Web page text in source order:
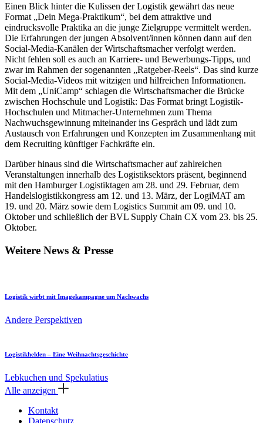
Einen Blick hinter die Kulissen der Logistik gewährt das neue
Format „Dein Mega-Praktikum“, bei dem attraktive und
eindrucksvolle Praktika an die junge Zielgruppe vermittelt werden.
Die Erfahrungen der jungen Absolvent/innen können dann auf den
Social-Media-Kanälen der Wirtschaftsmacher verfolgt werden.
Nicht fehlen soll es auch an Karriere- und Bewerbungs-Tipps, und
zwar im Rahmen der sogenannten „Ratgeber-Reels“. Das sind kurze
Social-Media-Videos mit witzigen und hilfreichen Informationen.
Mit dem „UniCamp“ schlagen die Wirtschaftsmacher die Brücke
zwischen Hochschule und Logistik: Das Format bringt Logistik-
Hochschulen und Mitmacher-Unternehmen zum Thema
Nachwuchsgewinnung miteinander ins Gespräch und lädt zum
Austausch von Erfahrungen und Konzepten im Zusammenhang mit
dem Recruiting künftiger Fachkräfte ein.
Darüber hinaus sind die Wirtschaftsmacher auf zahlreichen
Veranstaltungen innerhalb des Logistiksektors präsent, beginnend
mit den Hamburger Logistiktagen am 28. und 29. Februar, dem
Handelslogistikkongress am 12. und 13. März, der LogiMAT am
19. und 20. März sowie dem Logistics Summit am 09. und 10.
Oktober und schließlich der BVL Supply Chain CX vom 23. bis 25.
Oktober.
Weitere News & Presse
Logistik wirbt mit Imagekampagne um Nachwachs
Andere Perspektiven
Logistikhelden – Eine Weihnachtsgeschichte
Lebkuchen und Spekulatius
Alle anzeigen
Kontakt